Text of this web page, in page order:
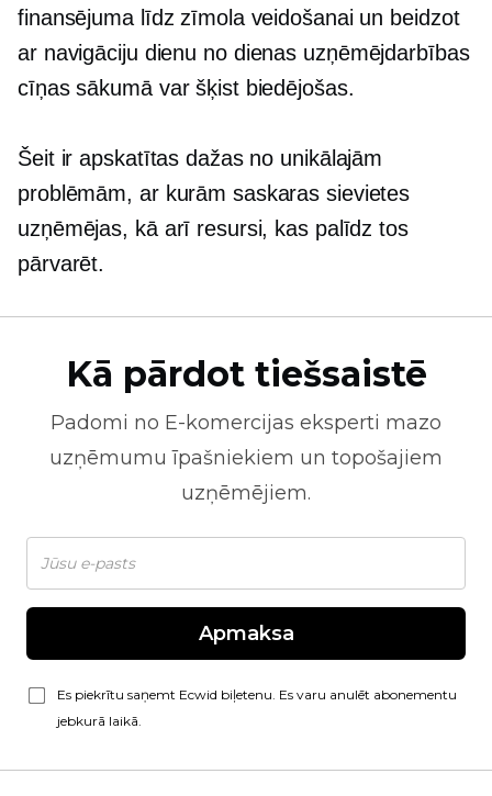
finansējuma līdz zīmola veidošanai un beidzot
ar navigāciju dienu no dienas uzņēmējdarbības
cīņas sākumā var šķist biedējošas.
Šeit ir apskatītas dažas no unikālajām
problēmām, ar kurām saskaras sievietes
uzņēmējas, kā arī resursi, kas palīdz tos
pārvarēt.
Kā pārdot tiešsaistē
Padomi no E-komercijas eksperti mazo
uzņēmumu īpašniekiem un topošajiem
uzņēmējiem.
Apmaksa
Es piekrītu saņemt Ecwid biļetenu. Es varu anulēt abonementu
jebkurā laikā.